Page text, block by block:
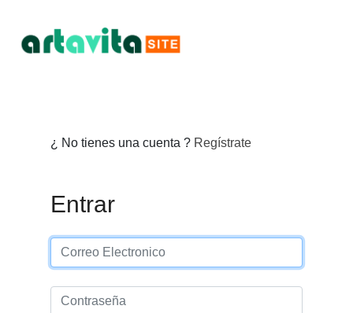
¿ No tienes una cuenta ? Regístrate
Entrar